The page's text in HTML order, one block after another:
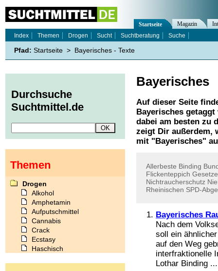
Bayerisches
Auf dieser Seite
Bayerisches getaggt
dabei am besten zu
zeigt Dir außerdem,
mit " Bayerisches"
Allerbeste Binding
Flickenteppich
Nichtraucherschutz
Rheinischen SPD-
Bayerisches
Nach dem
soll ein
auf den Weg
interfraktionelle
Lothar Binding ...
Startseite Magazin
Index
Themen Drogen Sucht Suchtberatung Suche
Pfad: Startseite > Bayerisches - Texte
Durchsuche
Suchtmittel.de
Themen
Drogen
Alkohol
Amphetamin
Aufputschmittel
Cannabis
Crack
Ecstasy
Haschisch